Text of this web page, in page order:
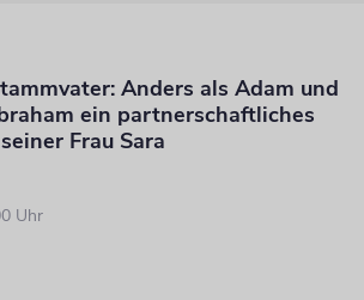
Anders als Adam und
ein partnerschaftliches
Frau Sara
Uhr